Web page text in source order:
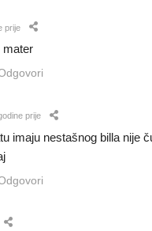
prije
mater
prije
imaju nestašnog billa nije